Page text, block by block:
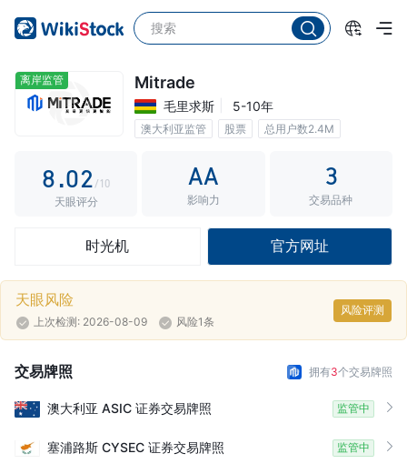
离岸监管 Mitrade
毛里求斯 5-10年
澳大利亚监管 股票 总用户数2.4M
3
5
6
8
9
.0
1
4
5
6
7
8
9
0
2
3
4
7
9
/10
天眼评分
AA
影响力
3
交易品种
时光机 官方网址
天眼风险
上次检测: 2026-08-09 风险1条
风险评测
交易牌照 拥有3个交易牌照
澳大利亚 ASIC 证券交易牌照 监管中
塞浦路斯 CYSEC 证券交易牌照 监管中